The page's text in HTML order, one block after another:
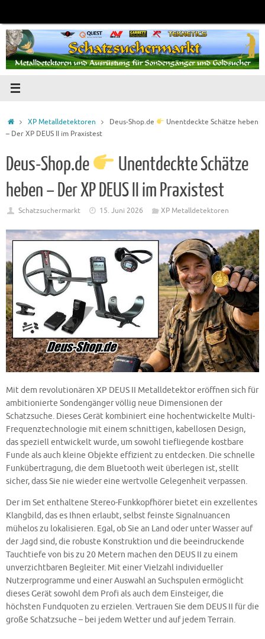
springen
Startseite
XP Metalldetektoren Deus-Shop.de
Unentdeckte Schätze heben
– Der XP DEUS II im Praxistest
Deus-Shop.de
Unentdeckte Schätze
heben – Der XP DEUS II im Praxistest
Schatzsuchermarkt 15. Juni 2026 XP Metalldetektoren
Mit dem revolutionären XP DEUS II Metalldetektor eröffnen sich für
ambitionierte Sondengänger völlig neue Dimensionen der
Schatzsuche. Dieses Gerät kombiniert eine hochentwickelte Multi-
Frequenztechnologie mit einem schnittigen, kabellosen Design,
das speziell entwickelt wurde, um sowohl tiefliegende kostbare
Funde als auch kleine Objekte effizient zu entdecken. Die schnelle
Funkübertragung, die dem Bluetooth weit überlegen ist, stellt
sicher, dass Sie nie wieder eine wertvolle Gelegenheit verpassen.
Der im Set enthaltene Stereo-Funkkopfhörer bietet ein exzellentes
Klangbild, das es Ihnen erlaubt, selbst feinste Signalnuancen
mühelos zu lokalisieren. Egal, ob Sie an Land oder unter Wasser auf
der Jagd sind, die robuste Konstruktion und die beeindruckende
Tauchtiefe von bis zu 20 Metern machen den DEUS II zu einem
unverzichtbaren Begleiter. Mit einer Vielzahl individueller
Nutzerprogramme und einer Auswahl an Suchspulen ermöglicht
dieses Gerät sowohl dem Profi als auch dem Einsteiger, die
höchsten Fundquoten zu erzielen. Vertrauen Sie dem DEUS II für die
große Schatzsuche – bei jedem Wetter und auf jedem Terrain.